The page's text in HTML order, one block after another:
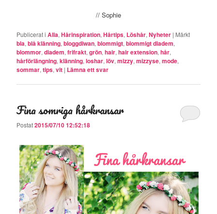
// Sophie
Publicerat i Alla,Hårinspiration,Hårtips, Löshår,Nyheter | Märkt
bla,blå klänning,bloggdiwan,blommigt,blommigt diadem,
blommor,diadem,frifrakt,grön,hair,hair extension,hår,
hårförlängning,klänning,loshar,löv,mizzy,mizzyse,mode,
sommar,tips,vit | Lämna ett svar
Fina somriga hårkransar
Postat2015/07/10 12:52:18